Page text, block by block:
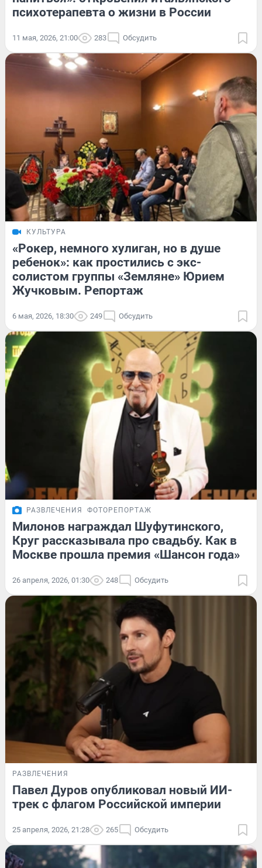
психотерапевта о жизни в России
11 мая, 2026, 21:00 283 Обсудить
КУЛЬТУРА
«Рокер, немного хулиган, но в душе
ребенок»: как простились с экс-
солистом группы «Земляне» Юрием
Жучковым. Репортаж
6 мая, 2026, 18:30 249 Обсудить
РАЗВЛЕЧЕНИЯ ФОТОРЕПОРТАЖ
Милонов награждал Шуфутинского,
Круг рассказывала про свадьбу. Как в
Москве прошла премия «Шансон года»
26 апреля, 2026, 01:30 248 Обсудить
РАЗВЛЕЧЕНИЯ
Павел Дуров опубликовал новый ИИ-
трек с флагом Российской империи
25 апреля, 2026, 21:28 265 Обсудить